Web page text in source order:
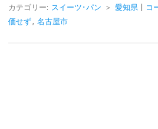
e
b
e
カテゴリー: スイーツ･パン ＞ 愛知県 コ
価せず, 名古屋市